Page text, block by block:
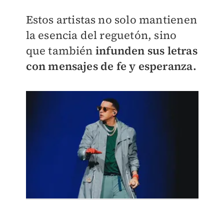
Estos artistas no solo mantienen
la esencia del reguetón, sino
que también infunden sus letras
con mensajes de fe y esperanza.